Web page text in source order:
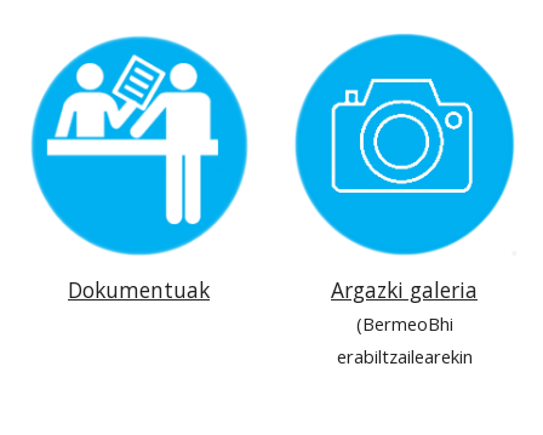
Dokumentuak Argazki galeria
(BermeoBhi
erabiltzailearekin